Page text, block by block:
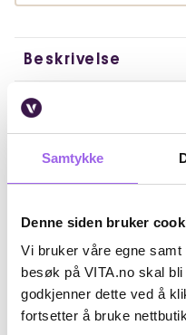
Samtykke
Denne siden bruker
Vi bruker våre egne
besøk på VITA.no skal
godkjenner dette ved å
fortsetter å bruke
Beskrivelse
Bruk
Ingredienser
Artikkelnummer:
Omtaler
Andre har også